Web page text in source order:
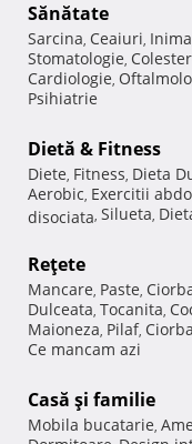
Sănătate
Sarcina, Ceaiuri, Inima
Stomatologie,
Cardiologie,
Psihiatrie
Dietă & Fitness
Diete, Fitness, Dieta
Aerobic, Exercitii
disociata, Silueta,
Reţete
Mancare, Paste,
Dulceata, Tocanita,
Maioneza, Pilaf,
Ce mancam azi
Casă şi familie
Mobila bucatarie,